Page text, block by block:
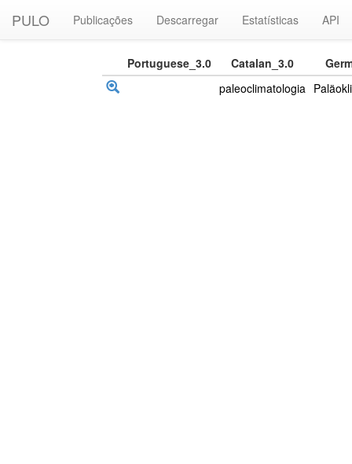
PULO Publicações Descarregar Estatísticas API
Portuguese_3.0 Catalan_3.0
paleoclimatologia